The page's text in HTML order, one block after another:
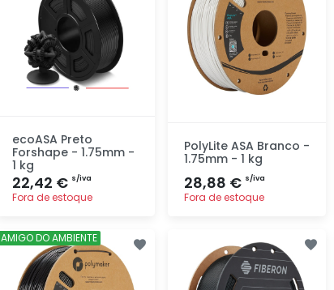
ecoASA Preto
Forshape - 1.75mm -
1 kg
22,42 € s/iva
Fora de estoque
Adicionar
rapidamente
PolyLite ASA Branco -
1.75mm - 1 kg
28,88 € s/iva
Fora de estoque
rapidamente
AMIGO DO AMBIENTE